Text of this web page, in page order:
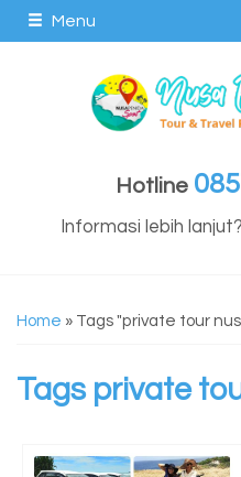
Menu
Hotline
Informasi lebih lanjut?
Home » Tags "private tour
Tagsprivate